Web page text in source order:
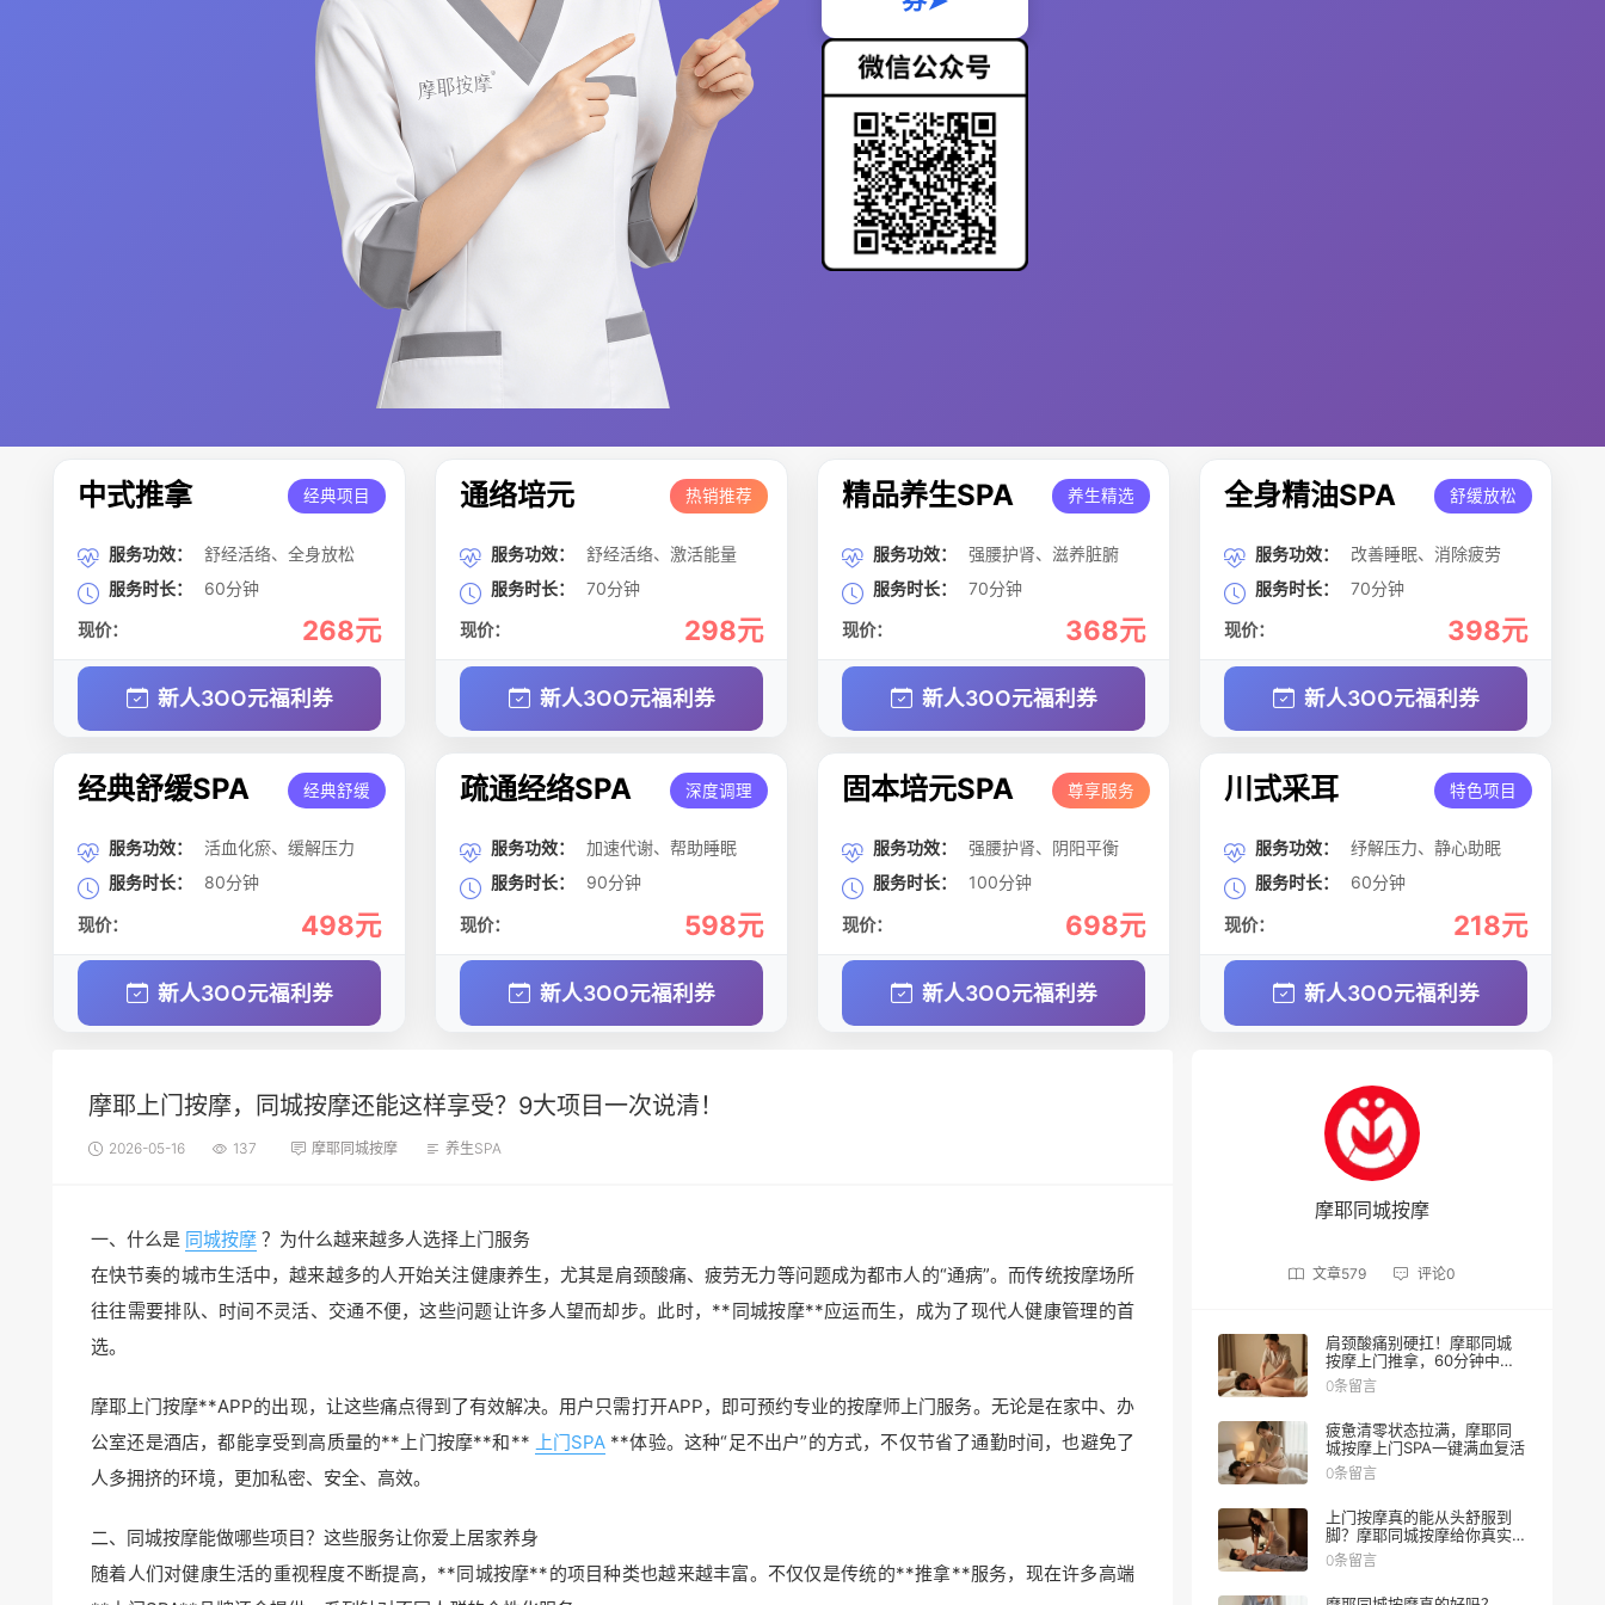
中式推拿 经典项目
服务功效：
舒经活络、全身放松
服务时长：
60分钟
现价： 268元
新人3OO元福利券
通络培元 热销推荐
服务功效：
舒经活络、激活能量
服务时长：
70分钟
现价： 298元
新人3OO元福利券
精品养生SPA 养生精选
服务功效：
强腰护肾、滋养脏腑
服务时长：
70分钟
现价： 368元
新人3OO元福利券
全身精油SPA 舒缓放松
服务功效：
改善睡眠、消除疲劳
服务时长：
70分钟
现价： 398元
新人3OO元福利券
经典舒缓SPA 经典舒缓
服务功效：
活血化瘀、缓解压力
服务时长：
80分钟
现价： 498元
新人3OO元福利券
疏通经络SPA 深度调理
服务功效：
加速代谢、帮助睡眠
服务时长：
90分钟
现价： 598元
新人3OO元福利券
固本培元SPA 尊享服务
服务功效：
强腰护肾、阴阳平衡
服务时长：
100分钟
现价： 698元
新人3OO元福利券
川式采耳 特色项目
服务功效：
纾解压力、静心助眠
服务时长：
60分钟
现价： 218元
新人3OO元福利券
摩耶上门按摩，同城按摩还能这样享受？9大项目一次说清！
2026-05-16 137 摩耶同城按摩 养生SPA
一、什么是 同城按摩 ？为什么越来越多人选择上门服务
在快节奏的城市生活中，越来越多的人开始关注健康养生，尤其是肩颈酸痛、疲劳无力等问题成为都市人的“通病”。而传统按摩场所
往往需要排队、时间不灵活、交通不便，这些问题让许多人望而却步。此时，**同城按摩**应运而生，成为了现代人健康管理的首
选。
摩耶上门按摩**APP的出现，让这些痛点得到了有效解决。用户只需打开APP，即可预约专业的按摩师上门服务。无论是在家中、办
公室还是酒店，都能享受到高质量的**上门按摩**和** 上门SPA **体验。这种“足不出户”的方式，不仅节省了通勤时间，也避免了
人多拥挤的环境，更加私密、安全、高效。
二、同城按摩能做哪些项目？这些服务让你爱上居家养身
随着人们对健康生活的重视程度不断提高，**同城按摩**的项目种类也越来越丰富。不仅仅是传统的**推拿**服务，现在许多高端
摩耶同城按摩
文章579 评论0
肩颈酸痛别硬扛！摩耶同城
按摩上门推拿，60分钟中式
理疗重获轻盈
0条留言
疲惫清零状态拉满，摩耶同
城按摩上门SPA一键满血复活
0条留言
上门按摩真的能从头舒服到
脚？摩耶同城按摩给你真实
体验
0条留言